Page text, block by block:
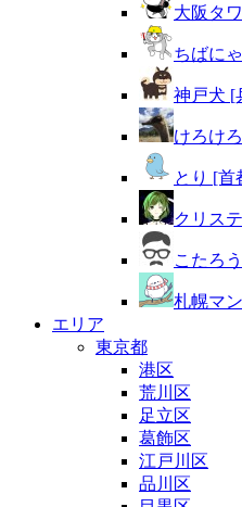
大阪タ
ちばに
神戸犬 [
けろけ
とり [首
クリス
こたろ
札幌マ
エリア
東京都
港区
荒川区
足立区
葛飾区
江戸川区
品川区